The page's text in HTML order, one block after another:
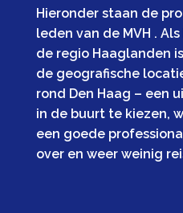
Hieronder staan de
leden van de MVH .
de regio Haaglanden
de geografische
rond Den Haag – een
in de buurt te kiezen,
een goede
over en weer weinig